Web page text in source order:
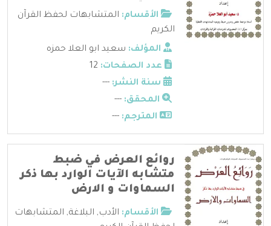
الأقسام: المتشابهات لحفظ القرآن
الكريم
المؤلف: سعيد ابو العلا حمزه
عدد الصفحات:
سنة النشر: ---
المحقق: ---
المترجم: ---
روائع العرض في ضبط
متشابه الآيات الوارد بها ذكر
السماوات و الارض
الأقسام: الأدب, البلاغة, المتشابهات